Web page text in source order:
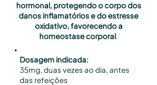
hormonal, protegendo o corpo dos
danos inflamatórios e do estresse
oxidativo, favorecendo a
homeostase corporal.
Dosagem indicada:
35mg, duas vezes ao dia, antes
das refeições